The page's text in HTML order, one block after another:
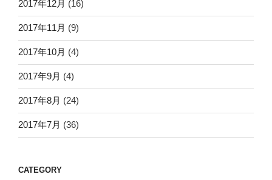
2017年12月 (16)
2017年11月 (9)
2017年10月 (4)
2017年9月 (4)
2017年8月 (24)
2017年7月 (36)
CATEGORY